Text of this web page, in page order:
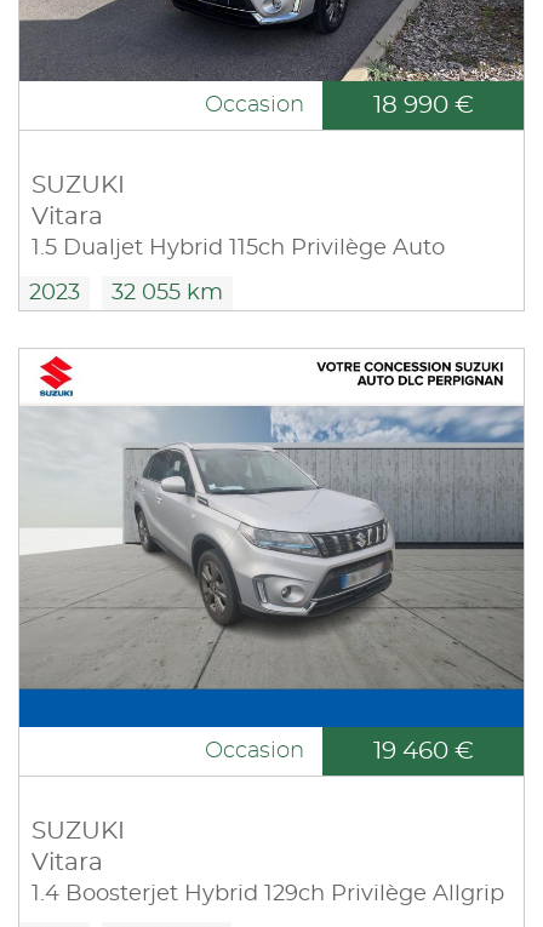
Occasion 18 990 €
SUZUKI
Vitara
1.5 Dualjet Hybrid 115ch Privilège Auto
2023 32 055 km
Occasion 19 460 €
SUZUKI
Vitara
1.4 Boosterjet Hybrid 129ch Privilège Allgrip